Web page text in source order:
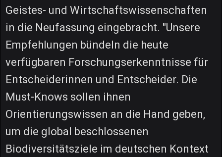
Geistes- und Wirtschaftswissenschaften
in die Neufassung eingebracht. "Unsere
Empfehlungen bündeln die heute
verfügbaren Forschungserkenntnisse für
Entscheiderinnen und Entscheider. Die
Must-Knows sollen ihnen
Orientierungswissen an die Hand geben,
um die global beschlossenen
Biodiversitätsziele im deutschen Kontext